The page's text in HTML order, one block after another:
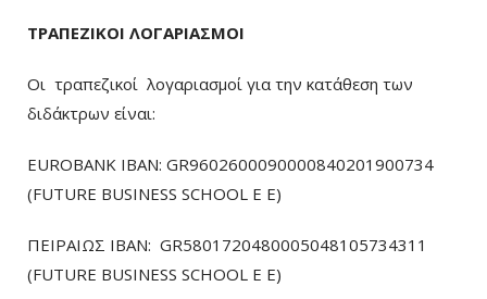
ΤΡΑΠΕΖΙΚΟΙ ΛΟΓΑΡΙΑΣΜΟΙ
Οι τραπεζικοί λογαριασμοί για την κατάθεση των
διδάκτρων είναι:
EUROBANK IBAN: GR9602600090000840201900734
(FUTURE BUSINESS SCHOOL E E)
ΠΕΙΡΑΙΩΣ ΙΒΑΝ: GR5801720480005048105734311
(FUTURE BUSINESS SCHOOL E E)